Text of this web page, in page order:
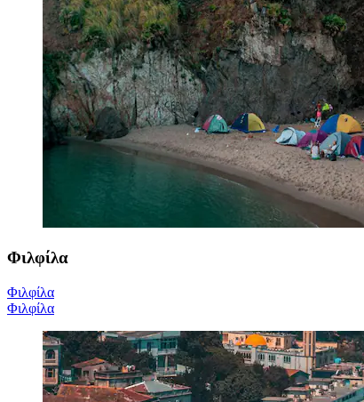
Φιλφίλα
Φιλφίλα
Φιλφίλα